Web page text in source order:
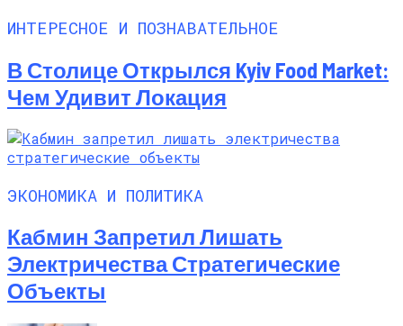
ИНТЕРЕСНОЕ И ПОЗНАВАТЕЛЬНОЕ
В Столице Открылся Kyiv Food Market:
Чем Удивит Локация
ЭКОНОМИКА И ПОЛИТИКА
Кабмин Запретил Лишать
Электричества Стратегические
Объекты